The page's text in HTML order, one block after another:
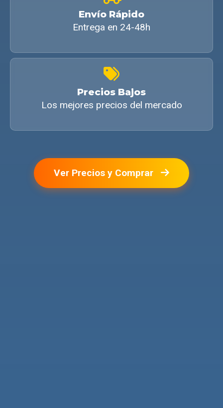
Envío Rápido
Entrega en 24-48h
Precios Bajos
Los mejores precios del mercado
Ver Precios y Comprar